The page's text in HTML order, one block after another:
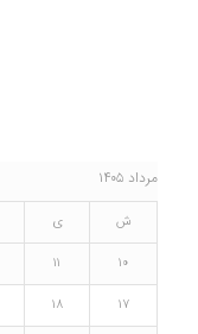
مرداد ۱۴۰۵
ش ی
۱۰
۱۱
۱۷
۱۸